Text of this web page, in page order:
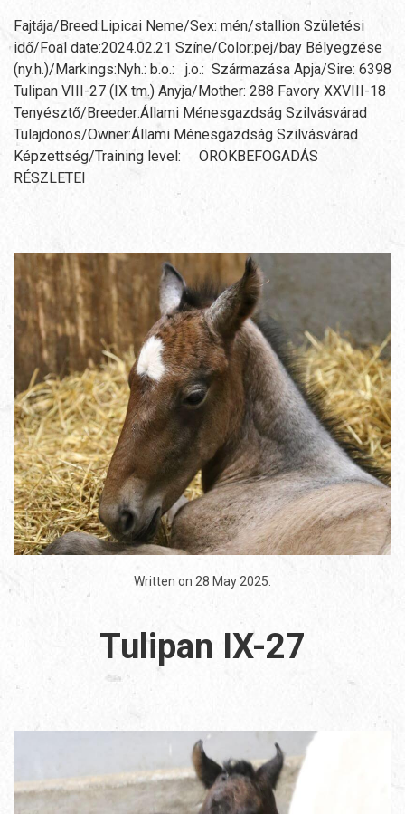
Fajtája/Breed:Lipicai Neme/Sex: mén/stallion Születési
idő/Foal date:2024.02.21 Színe/Color:pej/bay Bélyegzése
(ny.h.)/Markings:Nyh.: b.o.: j.o.: Származása Apja/Sire: 6398
Tulipan VIII-27 (IX tm.) Anyja/Mother: 288 Favory XXVIII-18
Tenyésztő/Breeder:Állami Ménesgazdság Szilvásvárad
Tulajdonos/Owner:Állami Ménesgazdság Szilvásvárad
Képzettség/Training level: ÖRÖKBEFOGADÁS
RÉSZLETEI
Written on 28 May 2025
Tulipan IX-27